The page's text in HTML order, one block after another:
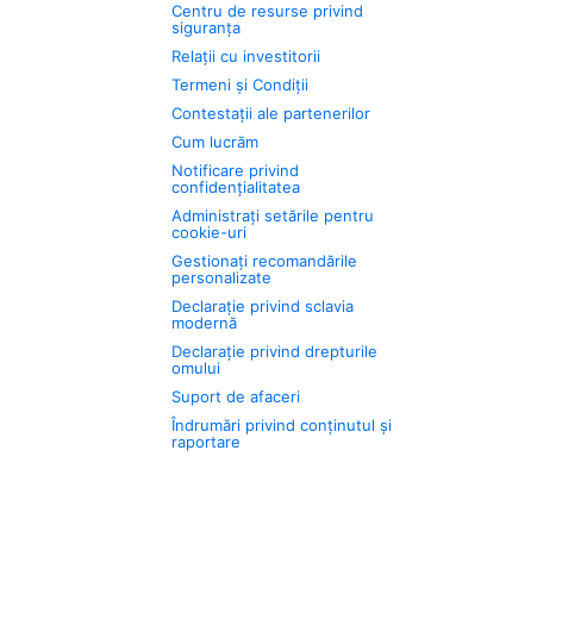
Centru de resurse privind
siguranța
Relații cu investitorii
Termeni și Condiții
Contestații ale partenerilor
Cum lucrăm
Notificare privind
confidențialitatea
Administrați setările pentru
cookie-uri
Gestionați recomandările
personalizate
Declarație privind sclavia
modernă
Declarație privind drepturile
omului
Suport de afaceri
Îndrumări privind conținutul și
raportare